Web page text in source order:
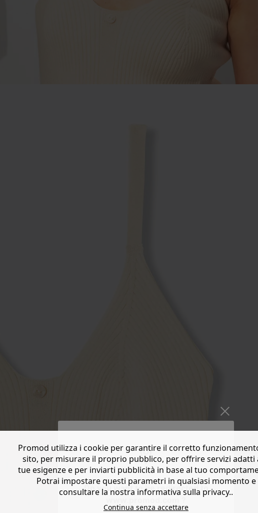
Do you want to be redirected to
Promod utilizza i cookie per garantire il corretto
sito, per misurare il proprio pubblico, per offrire servizi adatti
tue esigenze e per inviarti pubblicità in base al tuo
Potrai impostare questi parametri in qualsiasi momento e
consultare la nostra informativa sulla privacy..
Continua senza accettare